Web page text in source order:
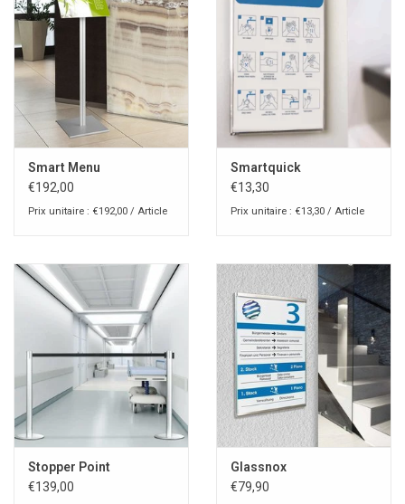
Smart Menu
€192,00
Prix unitaire : €192,00 / Article
Smartquick
€13,30
Prix unitaire : €13,30 / Article
Stopper Point
€139,00
Glassnox
€79,90